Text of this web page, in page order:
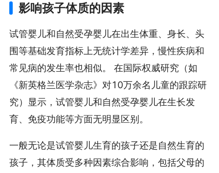
影响孩子体质的因素
试管婴儿和自然受孕婴儿在出生体重、身长、头
围等基础发育指标上无统计学差异，慢性疾病和
常见病的发生率也相似。 在国际权威研究（如
《新英格兰医学杂志》对10万余名儿童的跟踪研
究）显示，试管婴儿和自然受孕婴儿在生长发
育、免疫功能等方面无明显区别。
一般无论是试管婴儿生育的孩子还是自然生育的
孩子，其体质受多种因素综合影响，包括父母的